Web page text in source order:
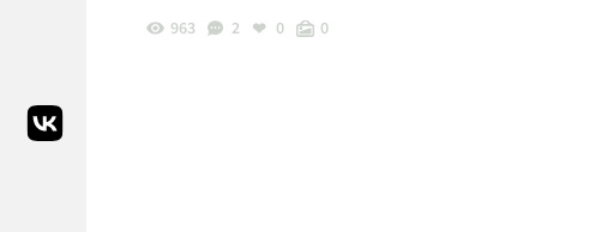
963 2 0 0